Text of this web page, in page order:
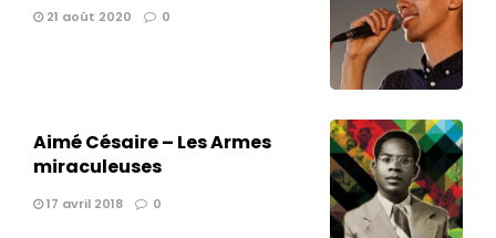
21 août 2020 0
Aimé Césaire – Les Armes
miraculeuses
17 avril 2018 0